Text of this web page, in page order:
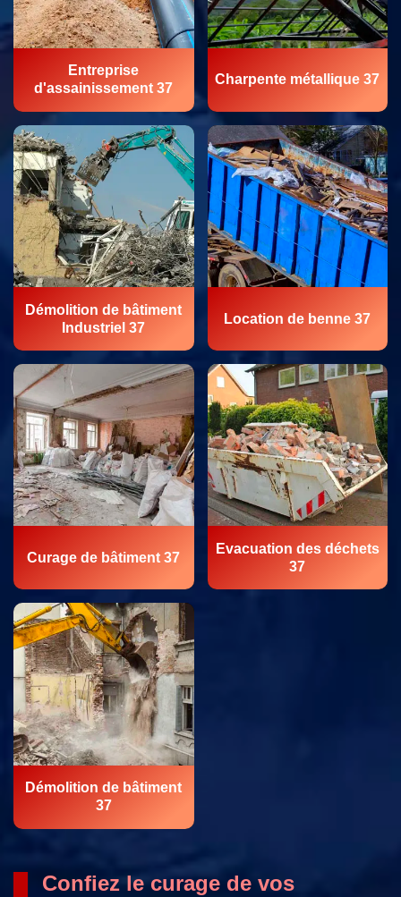
Entreprise
d'assainissement 37
Charpente métallique 37
Démolition de bâtiment
Industriel 37
Location de benne 37
Curage de bâtiment 37
Evacuation des déchets
37
Démolition de bâtiment
37
Confiez le curage de vos